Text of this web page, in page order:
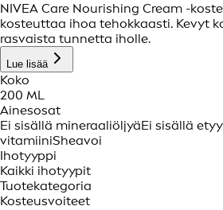
NIVEA Care Nourishing Cream -
kosteuttaa ihoa tehokkaasti. Kevyt
rasvaista tunnetta iholle.
Lue lisää
Koko
200 ML
Ainesosat
Ei sisällä mineraaliöljyäEi sisällä
vitamiiniSheavoi
Ihotyyppi
Kaikki ihotyypit
Tuotekategoria
Kosteusvoiteet